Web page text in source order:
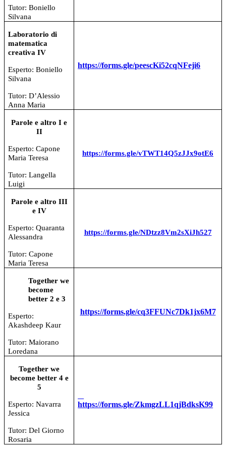
Tutor: Boniello
Silvana
Laboratorio di
matematica
creativa IV
Esperto: Boniello
Silvana
Tutor: D’Alessio
Anna Maria
https://forms.gle/peescKi52cqNFeji6
Parole e altro I e
II
Esperto: Capone
Maria Teresa
Tutor: Langella
Luigi
https://forms.gle/vTWT14Q5zJJx9otE6
Parole e altro III
e IV
Esperto: Quaranta
Alessandra
Tutor: Capone
Maria Teresa
https://forms.gle/NDtzz8Vm2sXiJh527
Together we
become
better 2 e 3
Esperto:
Akashdeep Kaur
Tutor: Maiorano
Loredana
https://forms.gle/cq3FFUNc7Dk1jx6M7
Together we
become better 4 e
5
Esperto: Navarra
Jessica
Tutor: Del Giorno
Rosaria
https://forms.gle/ZkmgzLL1qjBdksK99